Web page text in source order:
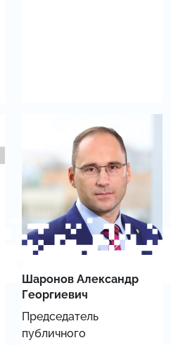
Шаронов Александр
Георгиевич
Председатель
публичного